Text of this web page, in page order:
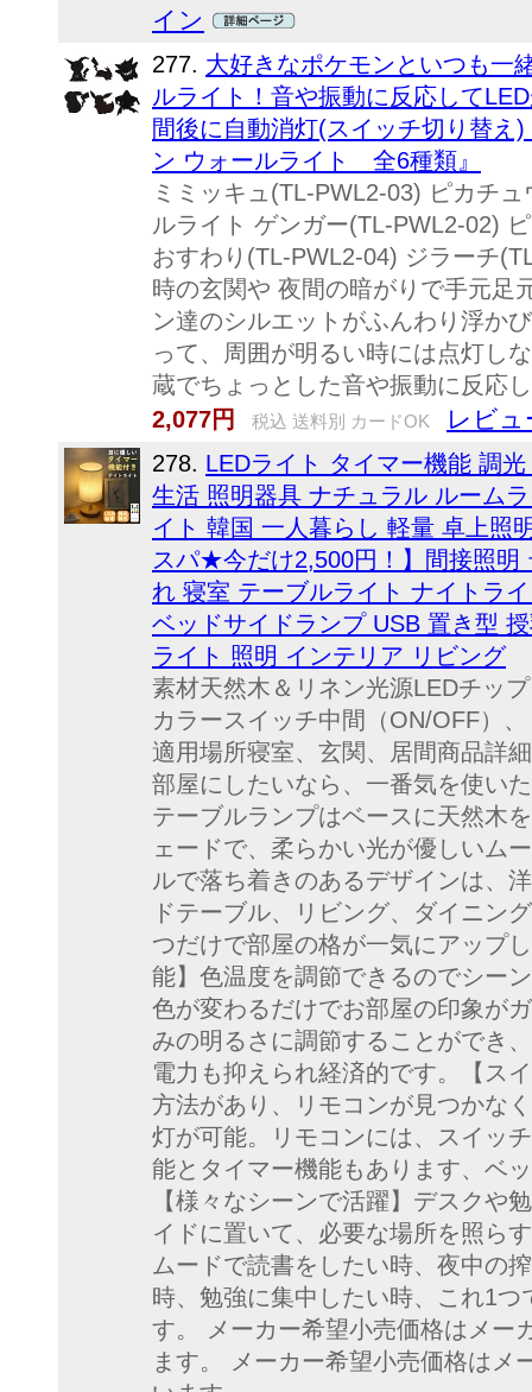
イン
277. 大好きなポケモンといつも一
ルライト！音や振動に反応して
間後に自動消灯(スイッチ切り替え
ン ウォールライト 全6種類』
ミミッキュ(TL-PWL2-03) ピカチ
ルライト ゲンガー(TL-PWL2-02)
おすわり(TL-PWL2-04) ジラーチ
時の玄関や 夜間の暗がりで手元足
ン達のシルエットがふんわり浮か
って、周囲が明るい時には点灯し
蔵でちょっとした音や振動に反応
2,077円
税込 送料別 カードOK レビュ
278. LEDライト タイマー機能 調
生活 照明器具 ナチュラル ルーム
イト 韓国 一人暮らし 軽量 卓上照
スパ★今だけ2,500円！】間接照明
れ 寝室 テーブルライト ナイトラ
ベッドサイドランプ USB 置き型
ライト 照明 インテリア リビング
素材天然木＆リネン光源LEDチッ
カラースイッチ中間（ON/OFF）
適用場所寝室、玄関、居間商品詳
部屋にしたいなら、一番気を使い
テーブルランプはベースに天然木
ェードで、柔らかい光が優しいム
ルで落ち着きのあるデザインは、
ドテーブル、リビング、ダイニン
つだけで部屋の格が一気にアップ
能】色温度を調節できるのでシー
色が変わるだけでお部屋の印象が
みの明るさに調節することができ
電力も抑えられ経済的です。【ス
方法があり、リモコンが見つかな
灯が可能。リモコンには、スイッ
能とタイマー機能もあります、ベ
【様々なシーンで活躍】デスクや
イドに置いて、必要な場所を照ら
ムードで読書をしたい時、夜中の
時、勉強に集中したい時、これ1
す。 メーカー希望小売価格はメー
ます。 メーカー希望小売価格はメ